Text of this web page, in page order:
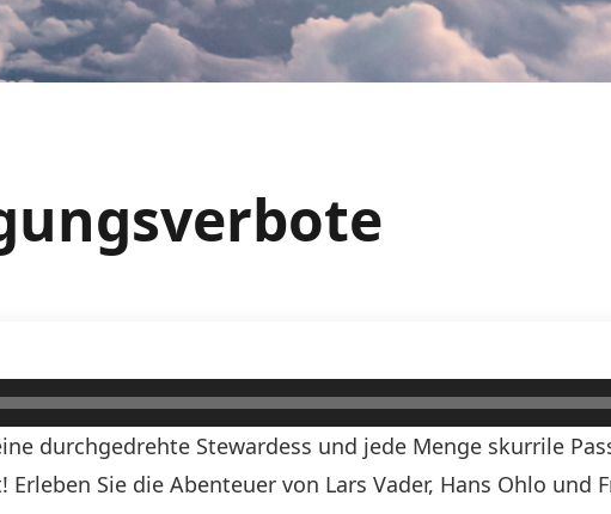
durchgedrehte Stewardess und jede Menge skurrile
Sie die Abenteuer von Lars Vader, Hans Ohlo und